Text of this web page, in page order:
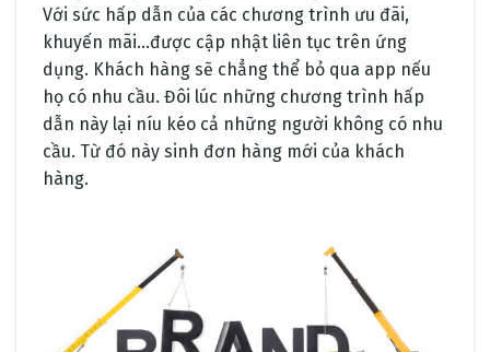
Với sức hấp dẫn của các chương trình ưu đãi,
khuyến mãi…được cập nhật liên tục trên ứng
dụng. Khách hàng sẽ chẳng thể bỏ qua app nếu
họ có nhu cầu. Đôi lúc những chương trình hấp
dẫn này lại níu kéo cả những người không có nhu
cầu. Từ đó này sinh đơn hàng mới của khách
hàng.